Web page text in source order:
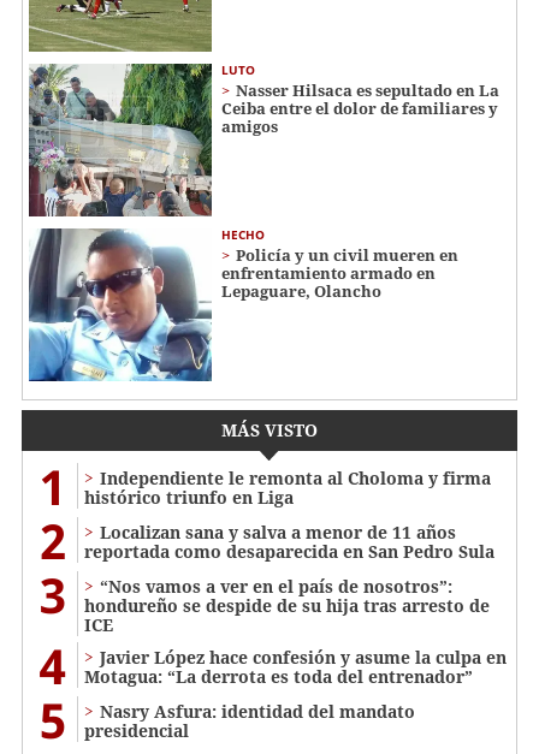
LUTO
Nasser Hilsaca es sepultado en La
Ceiba entre el dolor de familiares y
amigos
HECHO
Policía y un civil mueren en
enfrentamiento armado en
Lepaguare, Olancho
MÁS VISTO
1
Independiente le remonta al Choloma y firma
histórico triunfo en Liga
2
Localizan sana y salva a menor de 11 años
reportada como desaparecida en San Pedro Sula
3
“Nos vamos a ver en el país de nosotros”:
hondureño se despide de su hija tras arresto de
ICE
4
Javier López hace confesión y asume la culpa en
Motagua: “La derrota es toda del entrenador”
5
Nasry Asfura: identidad del mandato
presidencial